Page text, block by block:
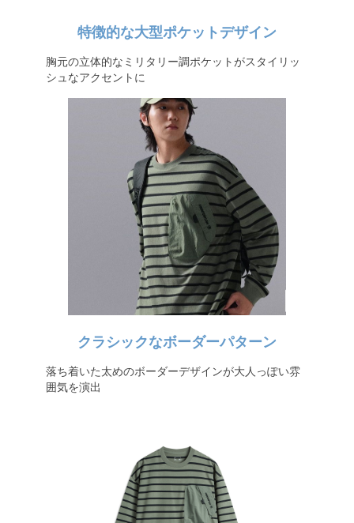
特徴的な大型ポケットデザイン
胸元の立体的なミリタリー調ポケットがスタイリッ
シュなアクセントに
クラシックなボーダーパターン
落ち着いた太めのボーダーデザインが大人っぽい雰
囲気を演出